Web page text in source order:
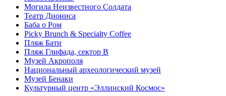
Могила Неизвестного Солдата
Театр Диониса
Баба о Ром
Picky Brunch & Specialty Coffee
Пляж Бати
Пляж Глифада, сектор B
Музей Акрополя
Национальный археологический музей
Музей Бенаки
Культурный центр «Эллинский Космос»